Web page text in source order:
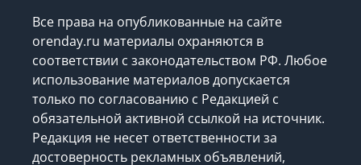
Все права на опубликованные на сайте
orenday.ru материалы охраняются в
соответствии с законодательством РФ. Любое
использование материалов допускается
только по согласованию с Редакцией с
обязательной активной ссылкой на источник.
Редакция не несет ответственности за
достоверность рекламных объявлений,